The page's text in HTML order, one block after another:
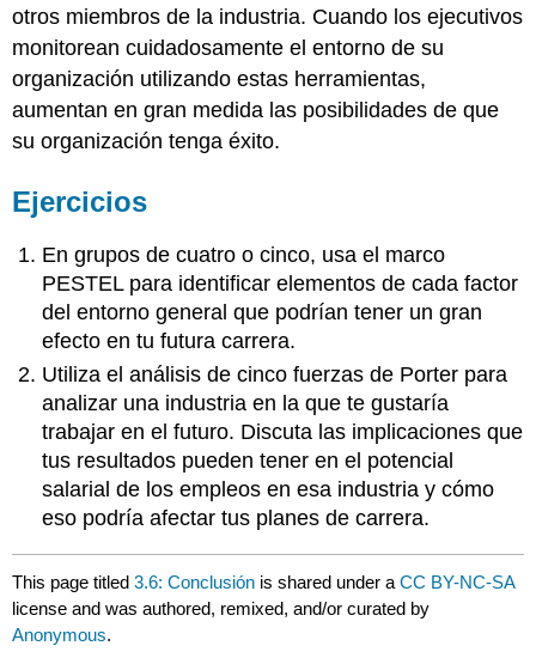
otros miembros de la industria. Cuando los ejecutivos
monitorean cuidadosamente el entorno de su
organización utilizando estas herramientas,
aumentan en gran medida las posibilidades de que
su organización tenga éxito.
Ejercicios
En grupos de cuatro o cinco, usa el marco
PESTEL para identificar elementos de cada factor
del entorno general que podrían tener un gran
efecto en tu futura carrera.
Utiliza el análisis de cinco fuerzas de Porter para
analizar una industria en la que te gustaría
trabajar en el futuro. Discuta las implicaciones que
tus resultados pueden tener en el potencial
salarial de los empleos en esa industria y cómo
eso podría afectar tus planes de carrera.
This page titled3.6: Conclusión is shared under aCC BY-NC-SA
license and was authored, remixed, and/or curated by
Anonymous.